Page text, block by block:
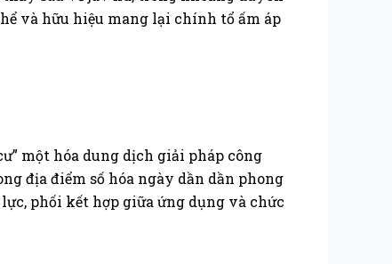
và hữu hiệu mang lại chính tổ ấm áp
một hóa dung dịch giải pháp công
địa điểm số hóa ngày dần dần phong
phối kết hợp giữa ứng dụng và chức